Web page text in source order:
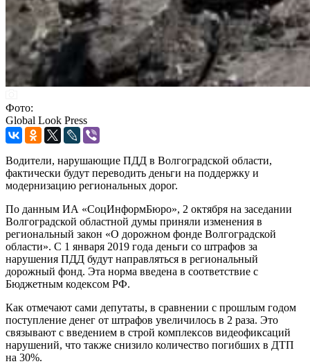
Фото:
Global Look Press
Водители, нарушающие ПДД в Волгоградской области,
фактически будут переводить деньги на поддержку и
модернизацию региональных дорог.
По данным ИА «СоцИнформБюро», 2 октября на заседании
Волгоградской областной думы приняли изменения в
региональный закон «О дорожном фонде Волгоградской
области». С 1 января 2019 года деньги со штрафов за
нарушения ПДД будут направляться в региональный
дорожный фонд. Эта норма введена в соответствие с
Бюджетным кодексом РФ.
Как отмечают сами депутаты, в сравнении с прошлым годом
поступление денег от штрафов увеличилось в 2 раза. Это
связывают с введением в строй комплексов видеофиксаций
нарушений, что также снизило количество погибших в ДТП
на 30%.